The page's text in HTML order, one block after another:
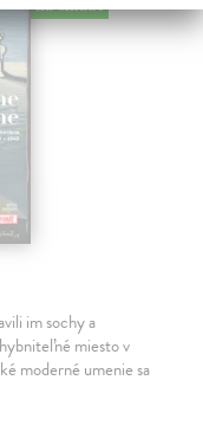
im sochy a
miesto v
moderné umenie sa